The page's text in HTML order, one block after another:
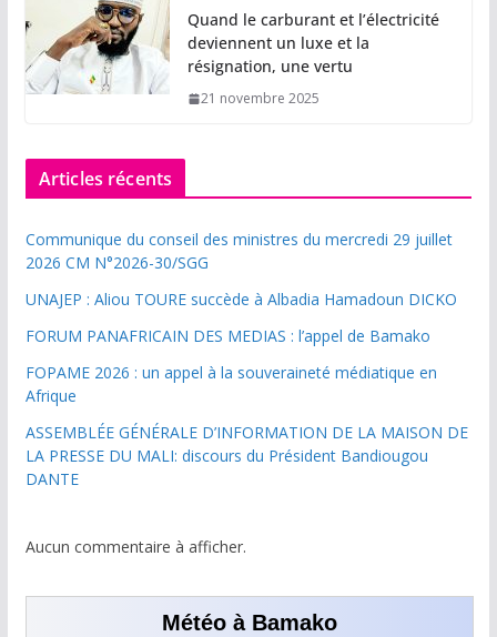
Quand le carburant et l’électricité
deviennent un luxe et la
résignation, une vertu
21 novembre 2025
Articles récents
Communique du conseil des ministres du mercredi 29 juillet
2026 CM N°2026-30/SGG
UNAJEP : Aliou TOURE succède à Albadia Hamadoun DICKO
FORUM PANAFRICAIN DES MEDIAS : l’appel de Bamako
FOPAME 2026 : un appel à la souveraineté médiatique en
Afrique
ASSEMBLÉE GÉNÉRALE D’INFORMATION DE LA MAISON DE
LA PRESSE DU MALI: discours du Président Bandiougou
DANTE
Aucun commentaire à afficher.
Météo à Bamako